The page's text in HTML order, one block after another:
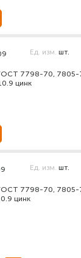
7798-70, 7805-
цинк
Ед. изм. шт.
7798-70, 7805-
цинк
Ед. изм. шт.